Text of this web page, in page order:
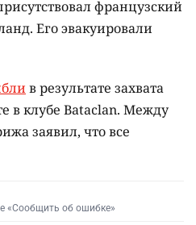
французский
Его эвакуировали
в результате захвата
в клубе Bataclan. Между
заявил, что все
«Сообщить об ошибке»